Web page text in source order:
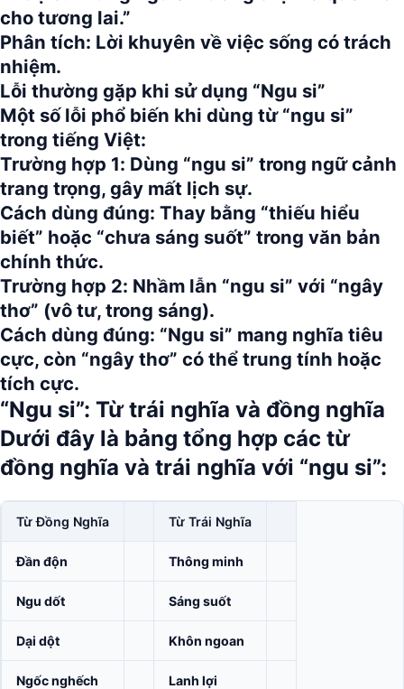
cho tương lai.”
Phân tích: Lời khuyên về việc sống có trách
nhiệm.
Lỗi thường gặp khi sử dụng “Ngu si”
Một số lỗi phổ biến khi dùng từ “ngu si”
trong tiếng Việt:
Trường hợp 1: Dùng “ngu si” trong ngữ cảnh
trang trọng, gây mất lịch sự.
Cách dùng đúng: Thay bằng “thiếu hiểu
biết” hoặc “chưa sáng suốt” trong văn bản
chính thức.
Trường hợp 2: Nhầm lẫn “ngu si” với “ngây
thơ” (vô tư, trong sáng).
Cách dùng đúng: “Ngu si” mang nghĩa tiêu
cực, còn “ngây thơ” có thể trung tính hoặc
tích cực.
“Ngu si”: Từ trái nghĩa và đồng nghĩa
Dưới đây là bảng tổng hợp các từ
đồng nghĩa và trái nghĩa với “ngu si”:
Từ Đồng Nghĩa Từ Trái Nghĩa
Đần độn Thông minh
Ngu dốt Sáng suốt
Dại dột Khôn ngoan
Ngốc nghếch Lanh lợi